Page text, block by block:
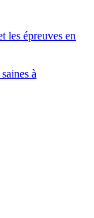
les épreuves en
à